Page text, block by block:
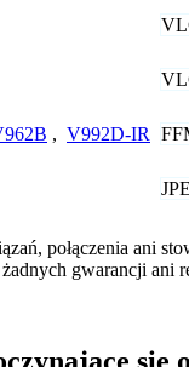
, V992D-IR
połączenia ani
gwarancji ani